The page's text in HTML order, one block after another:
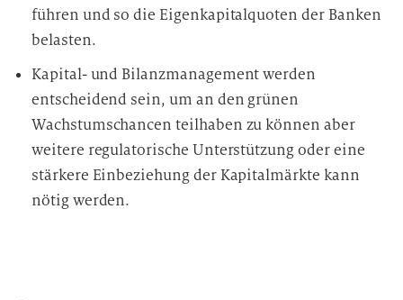
führen und so die Eigenkapitalquoten der Banken
belasten.
Kapital- und Bilanzmanagement werden
entscheidend sein, um an den grünen
Wachstumschancen teilhaben zu können aber
weitere regulatorische Unterstützung oder eine
stärkere Einbeziehung der Kapitalmärkte kann
nötig werden.